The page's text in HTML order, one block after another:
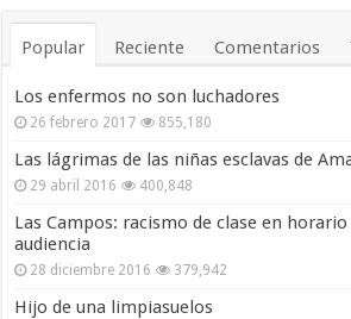
Popular Reciente Comentarios
Los enfermos no son luchadores
26 febrero 2017 855,180
Las lágrimas de las niñas esclavas de
29 abril 2016 400,848
Las Campos: racismo de clase en
audiencia
28 diciembre 2016 379,942
Hijo de una limpiasuelos